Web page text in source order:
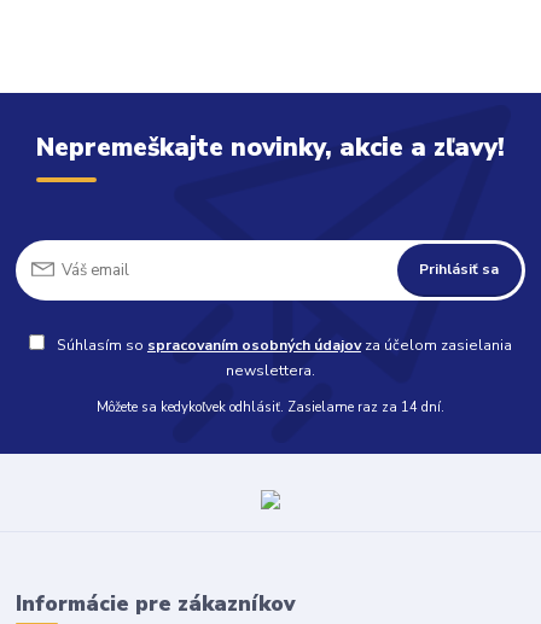
Nepremeškajte novinky, akcie a zľavy!
Prihlásiť sa
Súhlasím so spracovaním osobných údajovza účelom zasielania
newslettera.
Môžete sa kedykoľvek odhlásiť. Zasielame raz za 14 dní.
Informácie pre zákazníkov